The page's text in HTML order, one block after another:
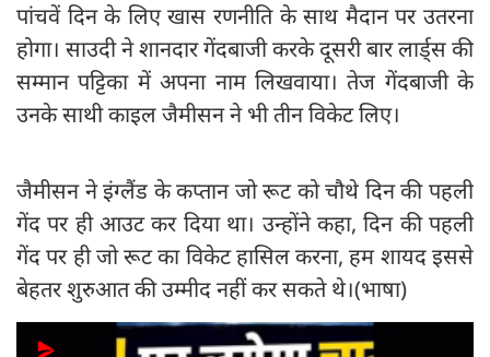
पांचवें दिन के लिए खास रणनीति के साथ मैदान पर उतरना
होगा। साउदी ने शानदार गेंदबाजी करके दूसरी बार लार्ड्स की
सम्मा​न पट्टिका में अपना नाम लिखवाया। तेज गेंदबाजी के
उनके साथी काइल जैमीसन ने भी तीन विकेट लिए।
जैमीसन ने इंग्लैंड के कप्तान जो रूट को चौथे दिन की पहली
गेंद पर ही आउट कर दिया था। उन्होंने कहा, दिन की पहली
गेंद पर ही जो रूट का विकेट हासिल करना, हम शायद इससे
बेहतर शुरुआत की उम्मीद नहीं कर सकते थे।(भाषा)